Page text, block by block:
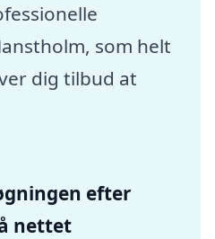
som helt
dig tilbud at
efter
nettet